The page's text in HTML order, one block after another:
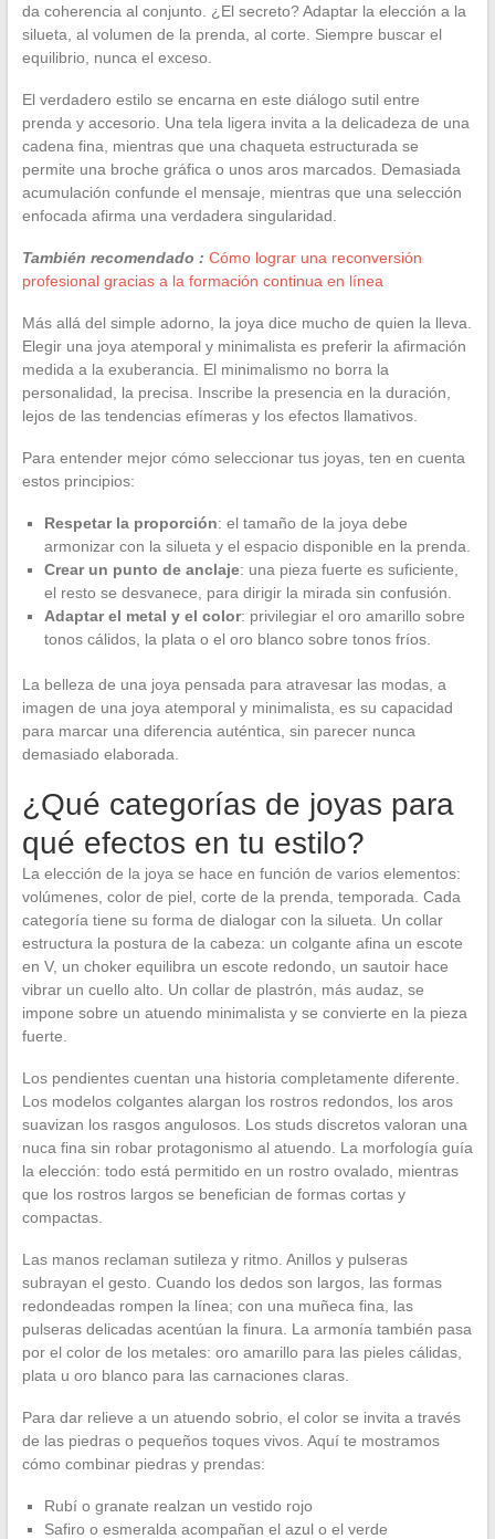
da coherencia al conjunto. ¿El secreto? Adaptar la elección a la
silueta, al volumen de la prenda, al corte. Siempre buscar el
equilibrio, nunca el exceso.
El verdadero estilo se encarna en este diálogo sutil entre
prenda y accesorio. Una tela ligera invita a la delicadeza de una
cadena fina, mientras que una chaqueta estructurada se
permite una broche gráfica o unos aros marcados. Demasiada
acumulación confunde el mensaje, mientras que una selección
enfocada afirma una verdadera singularidad.
También recomendado : Cómo lograr una reconversión
profesional gracias a la formación continua en línea
Más allá del simple adorno, la joya dice mucho de quien la lleva.
Elegir una joya atemporal y minimalista es preferir la afirmación
medida a la exuberancia. El minimalismo no borra la
personalidad, la precisa. Inscribe la presencia en la duración,
lejos de las tendencias efímeras y los efectos llamativos.
Para entender mejor cómo seleccionar tus joyas, ten en cuenta
estos principios:
Respetar la proporción: el tamaño de la joya debe
armonizar con la silueta y el espacio disponible en la prenda.
Crear un punto de anclaje: una pieza fuerte es suficiente,
el resto se desvanece, para dirigir la mirada sin confusión.
Adaptar el metal y el color: privilegiar el oro amarillo sobre
tonos cálidos, la plata o el oro blanco sobre tonos fríos.
La belleza de una joya pensada para atravesar las modas, a
imagen de una joya atemporal y minimalista, es su capacidad
para marcar una diferencia auténtica, sin parecer nunca
demasiado elaborada.
¿Qué categorías de joyas para
qué efectos en tu estilo?
La elección de la joya se hace en función de varios elementos:
volúmenes, color de piel, corte de la prenda, temporada. Cada
categoría tiene su forma de dialogar con la silueta. Un collar
estructura la postura de la cabeza: un colgante afina un escote
en V, un choker equilibra un escote redondo, un sautoir hace
vibrar un cuello alto. Un collar de plastrón, más audaz, se
impone sobre un atuendo minimalista y se convierte en la pieza
fuerte.
Los pendientes cuentan una historia completamente diferente.
Los modelos colgantes alargan los rostros redondos, los aros
suavizan los rasgos angulosos. Los studs discretos valoran una
nuca fina sin robar protagonismo al atuendo. La morfología guía
la elección: todo está permitido en un rostro ovalado, mientras
que los rostros largos se benefician de formas cortas y
compactas.
Las manos reclaman sutileza y ritmo. Anillos y pulseras
subrayan el gesto. Cuando los dedos son largos, las formas
redondeadas rompen la línea; con una muñeca fina, las
pulseras delicadas acentúan la finura. La armonía también pasa
por el color de los metales: oro amarillo para las pieles cálidas,
plata u oro blanco para las carnaciones claras.
Para dar relieve a un atuendo sobrio, el color se invita a través
de las piedras o pequeños toques vivos. Aquí te mostramos
cómo combinar piedras y prendas:
Rubí o granate realzan un vestido rojo
Safiro o esmeralda acompañan el azul o el verde